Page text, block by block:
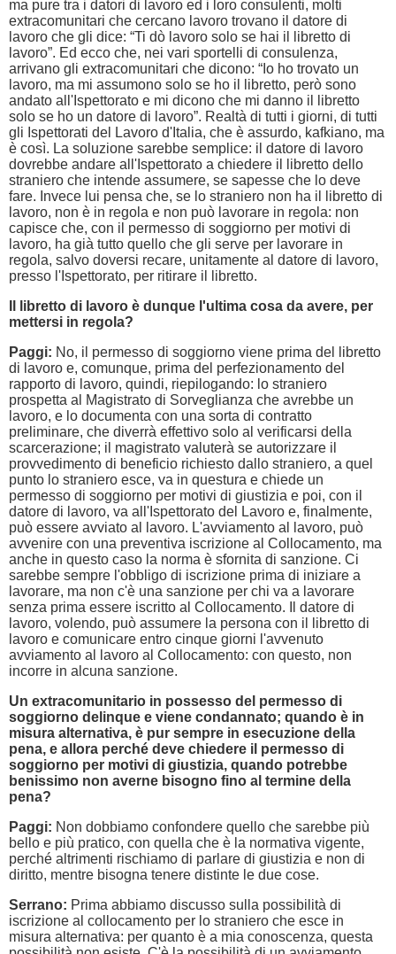
ma pure tra i datori di lavoro ed i loro consulenti, molti
extracomunitari che cercano lavoro trovano il datore di
lavoro che gli dice: “Ti dò lavoro solo se hai il libretto di
lavoro”. Ed ecco che, nei vari sportelli di consulenza,
arrivano gli extracomunitari che dicono: “Io ho trovato un
lavoro, ma mi assumono solo se ho il libretto, però sono
andato all'Ispettorato e mi dicono che mi danno il libretto
solo se ho un datore di lavoro”. Realtà di tutti i giorni, di tutti
gli Ispettorati del Lavoro d'Italia, che è assurdo, kafkiano, ma
è così. La soluzione sarebbe semplice: il datore di lavoro
dovrebbe andare all'Ispettorato a chiedere il libretto dello
straniero che intende assumere, se sapesse che lo deve
fare. Invece lui pensa che, se lo straniero non ha il libretto di
lavoro, non è in regola e non può lavorare in regola: non
capisce che, con il permesso di soggiorno per motivi di
lavoro, ha già tutto quello che gli serve per lavorare in
regola, salvo doversi recare, unitamente al datore di lavoro,
presso l'Ispettorato, per ritirare il libretto.
Il libretto di lavoro è dunque l'ultima cosa da avere, per
mettersi in regola?
Paggi: No, il permesso di soggiorno viene prima del libretto
di lavoro e, comunque, prima del perfezionamento del
rapporto di lavoro, quindi, riepilogando: lo straniero
prospetta al Magistrato di Sorveglianza che avrebbe un
lavoro, e lo documenta con una sorta di contratto
preliminare, che diverrà effettivo solo al verificarsi della
scarcerazione; il magistrato valuterà se autorizzare il
provvedimento di beneficio richiesto dallo straniero, a quel
punto lo straniero esce, va in questura e chiede un
permesso di soggiorno per motivi di giustizia e poi, con il
datore di lavoro, va all'Ispettorato del Lavoro e, finalmente,
può essere avviato al lavoro. L'avviamento al lavoro, può
avvenire con una preventiva iscrizione al Collocamento, ma
anche in questo caso la norma è sfornita di sanzione. Ci
sarebbe sempre l'obbligo di iscrizione prima di iniziare a
lavorare, ma non c'è una sanzione per chi va a lavorare
senza prima essere iscritto al Collocamento. Il datore di
lavoro, volendo, può assumere la persona con il libretto di
lavoro e comunicare entro cinque giorni l'avvenuto
avviamento al lavoro al Collocamento: con questo, non
incorre in alcuna sanzione.
Un extracomunitario in possesso del permesso di
soggiorno delinque e viene condannato; quando è in
misura alternativa, è pur sempre in esecuzione della
pena, e allora perché deve chiedere il permesso di
soggiorno per motivi di giustizia, quando potrebbe
benissimo non averne bisogno fino al termine della
pena?
Paggi: Non dobbiamo confondere quello che sarebbe più
bello e più pratico, con quella che è la normativa vigente,
perché altrimenti rischiamo di parlare di giustizia e non di
diritto, mentre bisogna tenere distinte le due cose.
Serrano: Prima abbiamo discusso sulla possibilità di
iscrizione al collocamento per lo straniero che esce in
misura alternativa: per quanto è a mia conoscenza, questa